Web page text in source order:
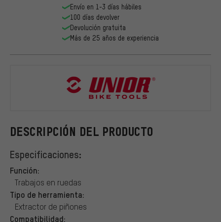
DESCRIPCIÓN DEL PRODUCTO
Especificaciones:
Función:
Trabajos en ruedas
Tipo de herramienta:
Extractor de piñones
Compatibilidad:
Envío en 1-3 días hábiles
100 días devolver
Devolución gratuita
Más de 25 años de experiencia